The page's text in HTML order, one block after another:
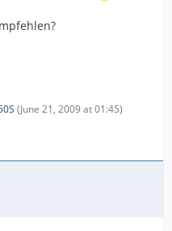
(June 21, 2009 at 01:45)